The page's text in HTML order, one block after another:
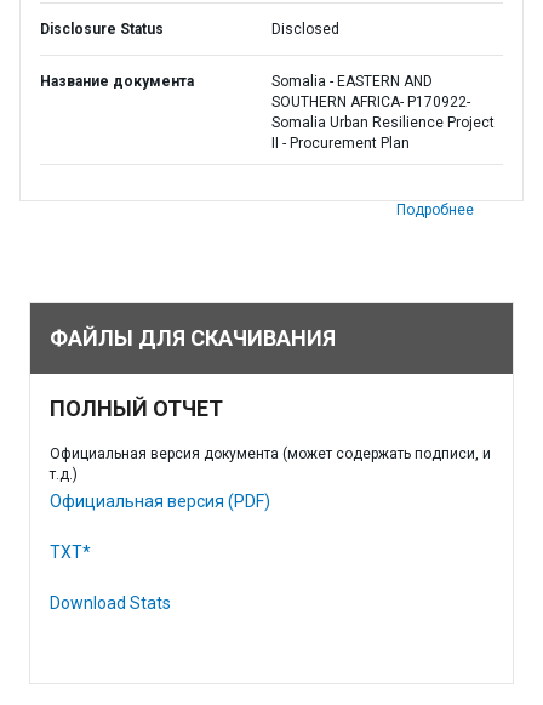
Disclosure Status Disclosed
Название документа
Somalia - EASTERN AND
SOUTHERN AFRICA- P170922-
Somalia Urban Resilience Project
II - Procurement Plan
Подробнее
ФАЙЛЫ ДЛЯ СКАЧИВАНИЯ
ПОЛНЫЙ ОТЧЕТ
Официальная версия документа (может содержать подписи, и
т.д.)
Официальная версия (PDF)
TXT*
Download Stats